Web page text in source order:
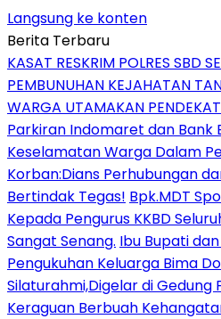
Langsung ke konten
Berita Terbaru
KASAT RESKRIM POLRES SBD
PEMBUNUHAN KEJAHATAN
WARGA UTAMAKAN
Parkiran Indomaret dan Bank
Keselamatan Warga Dalam
Korban:Dians Perhubungan
Bertindak Tegas! Bpk.MDT
Kepada Pengurus KKBD
Sangat Senang. Ibu Bupati
Pengukuhan Keluarga Bima
Silaturahmi,Digelar di Gedung
Keraguan Berbuah